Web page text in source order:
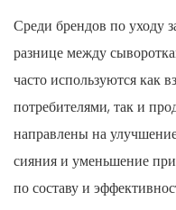
Среди брендов по уходу
разнице между
часто используются как
потребителями, так и
направлены на
сияния и уменьшение
по составу и